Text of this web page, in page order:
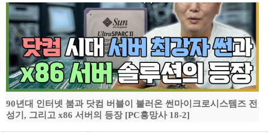
90년대 인터넷 붐과 닷컴 버블이 불러온 썬마이크로시스템즈 전
성기, 그리고 x86 서버의 등장 [PC흥망사 18-2]